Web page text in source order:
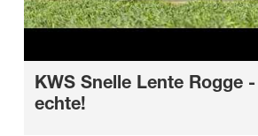
KWS Snelle Lente Rogge
echte!